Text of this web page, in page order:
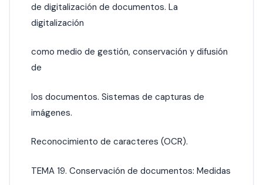
de digitalización de documentos. La
digitalización
como medio de gestión, conservación y difusión
de
los documentos. Sistemas de capturas de
imágenes.
Reconocimiento de caracteres (OCR).
TEMA 19. Conservación de documentos: Medidas